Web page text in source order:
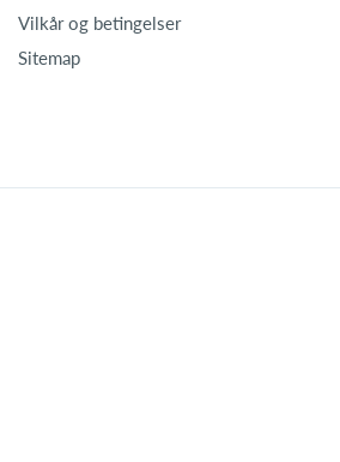
Vilkår og betingelser
Sitemap